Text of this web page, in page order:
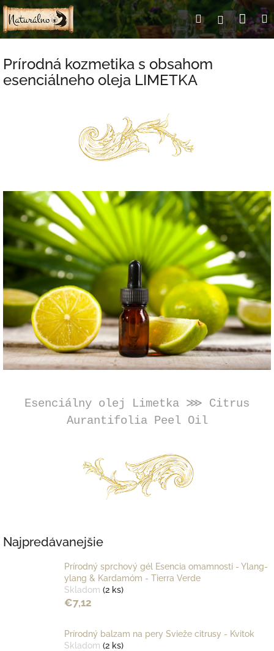
Prejsť
na
obsah
Hľadať
Prírodná kozmetika s obsahom
esenciálneho oleja LIMETKA
Esenciálny olej Limetka ⋙ Citrus
Aurantifolia Peel Oil
Najpredávanejšie
Prírodný sprchový gél Esencia omamnosti - Ylang-
ylang & Kardamóm - Tierra Verde
Skladom (2 ks)
€7,12
Prírodný balzam na pery Svieže citrusy - Kvitok
Skladom (2 ks)